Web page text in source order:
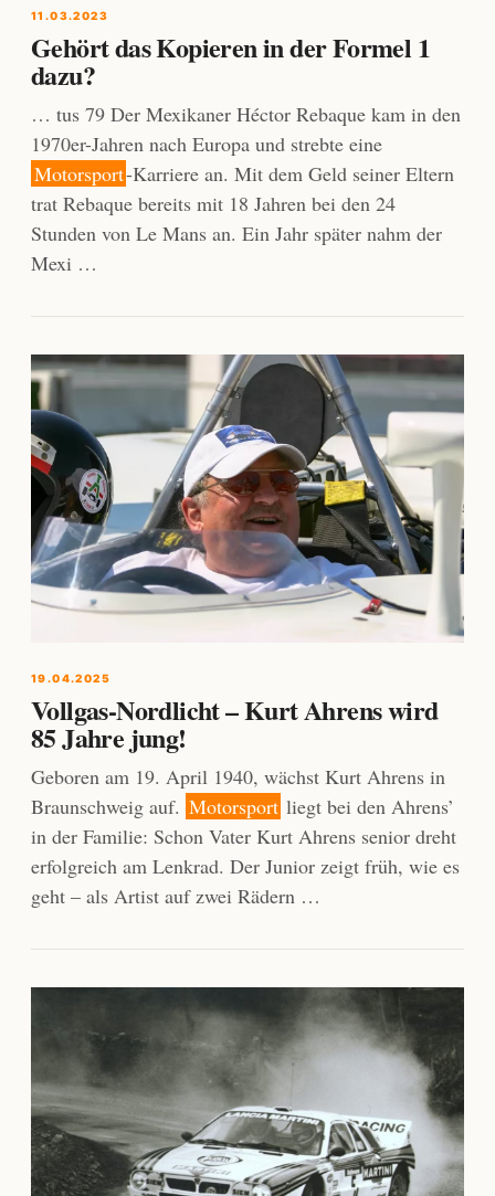
11.03.2023
Gehört das Kopieren in der Formel 1
dazu?
… tus 79 Der Mexikaner Héctor Rebaque kam in den
1970er-Jahren nach Europa und strebte eine
Motorsport-Karriere an. Mit dem Geld seiner Eltern
trat Rebaque bereits mit 18 Jahren bei den 24
Stunden von Le Mans an. Ein Jahr später nahm der
Mexi …
19.04.2025
Vollgas-Nordlicht – Kurt Ahrens wird
85 Jahre jung!
Geboren am 19. April 1940, wächst Kurt Ahrens in
Braunschweig auf. Motorsport liegt bei den Ahrens’
in der Familie: Schon Vater Kurt Ahrens senior dreht
erfolgreich am Lenkrad. Der Junior zeigt früh, wie es
geht – als Artist auf zwei Rädern …